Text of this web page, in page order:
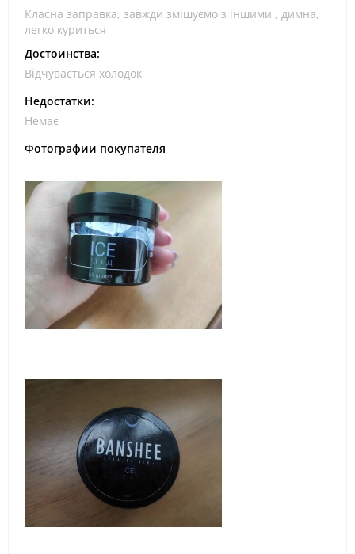
Класна заправка, завжди змішуємо з іншими , димна,
легко куриться
Достоинства:
Відчувається холодок
Недостатки:
Немає
Фотографии покупателя